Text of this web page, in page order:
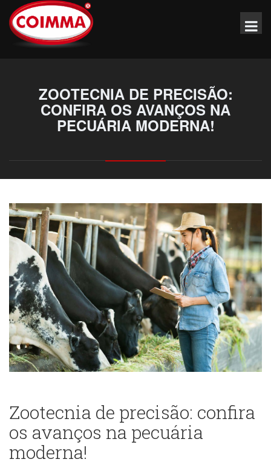
ZOOTECNIA DE PRECISÃO:
CONFIRA OS AVANÇOS NA
PECUÁRIA MODERNA!
Zootecnia de precisão: confira
os avanços na pecuária
moderna!